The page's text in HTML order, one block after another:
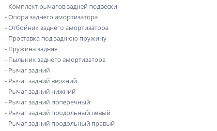
- Комплект рычагов задней подвески
- Опора заднего амортизатора
- Отбойник заднего амортизатора
- Проставка под заднюю пружину
- Пружина задняя
- Пыльник заднего амортизатора
- Рычаг задний
- Рычаг задний верхний
- Рычаг задний нижний
- Рычаг задний поперечный
- Рычаг задний продольный левый
- Рычаг задний продольный правый